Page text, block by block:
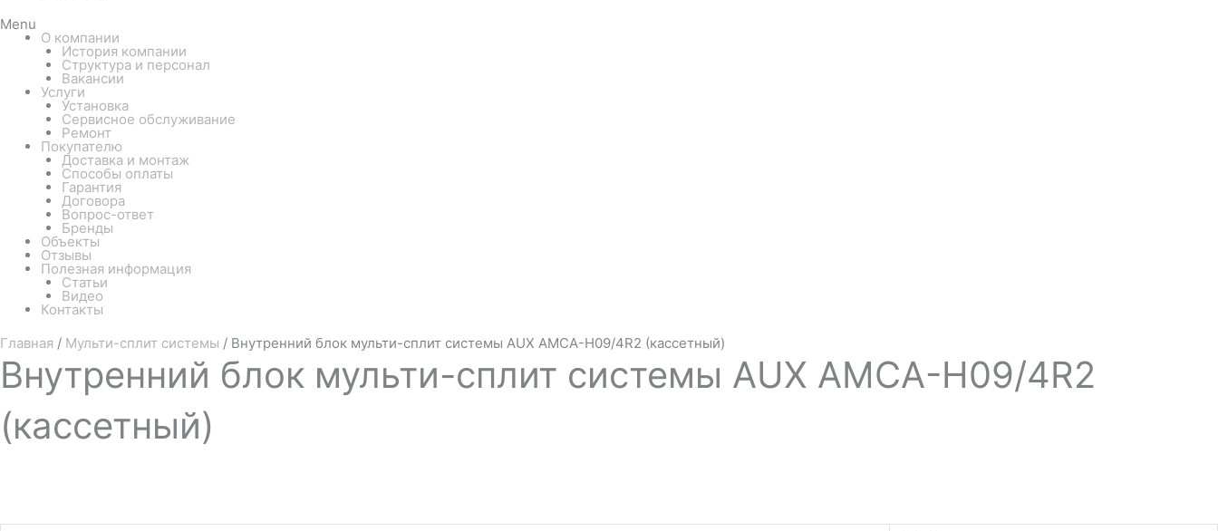
Menu
О компании
История компании
Структура и персонал
Вакансии
Услуги
Установка
Сервисное обслуживание
Ремонт
Покупателю
Доставка и монтаж
Способы оплаты
Гарантия
Договора
Вопрос-ответ
Бренды
Объекты
Отзывы
Полезная информация
Статьи
Видео
Контакты
Главная / Мульти-сплит системы / Внутренний блок мульти-сплит системы AUX AMCA-H09/4R2 (кассетный)
Внутренний блок мульти-сплит системы AUX AMCA-H09/4R2
(кассетный)